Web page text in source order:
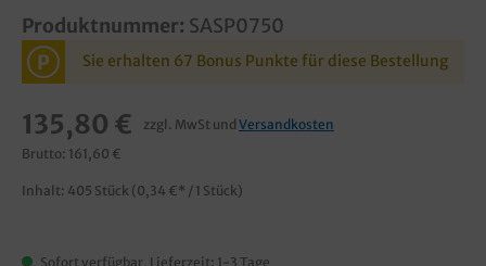
Produktnummer: SASP0750
P Sie erhalten 67 Bonus Punkte für diese Bestellung
135,80 € zzgl. MwSt und Versandkosten
Brutto: 161,60 €
Inhalt: 405 Stück (0,34 €* / 1 Stück)
Sofort verfügbar, Lieferzeit: 1-3 Tage